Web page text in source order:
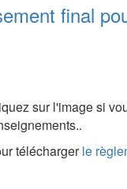
final
sur l'image si
téléchargerle